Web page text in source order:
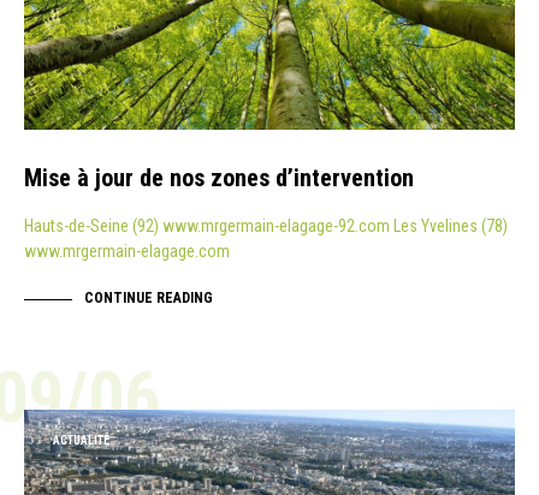
Mise à jour de nos zones d’intervention
Hauts-de-Seine (92) www.mrgermain-elagage-92.com Les Yvelines (78)
www.mrgermain-elagage.com
CONTINUE READING
06
ACTUALITÉ